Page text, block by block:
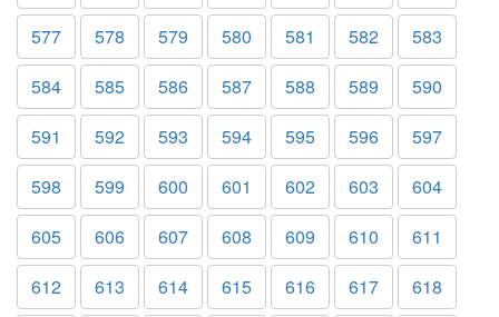
577
578 579 580 581 582
583
584
585 586 587 588 589
590
591
592 593 594 595 596
597
598
599 600 601 602 603
604
605
606 607 608 609 610
611
612
613 614 615 616 617
618